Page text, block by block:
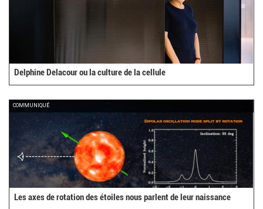
Delphine Delacour ou la culture de la cellule
COMMUNIQUÉ
Les axes de rotation des étoiles nous parlent de leur naissance